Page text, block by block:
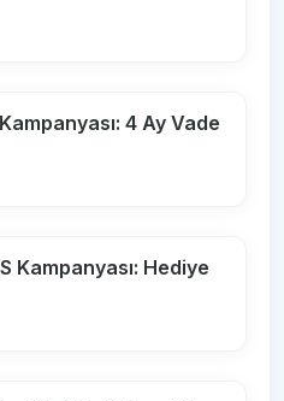
4 Ay Vade
Kampanyası: Hediye